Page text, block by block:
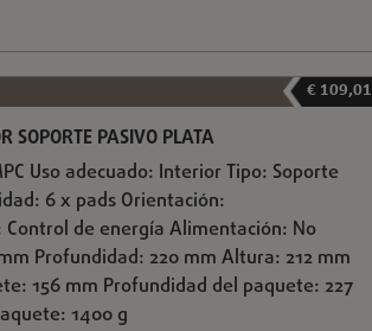
€ 109,01
SOPORTE PASIVO PLATA
Uso adecuado: Interior Tipo: Soporte
6 x pads Orientación:
de energía Alimentación: No
Profundidad: 220 mm Altura: 212 mm
156 mm Profundidad del paquete: 227
1400 g